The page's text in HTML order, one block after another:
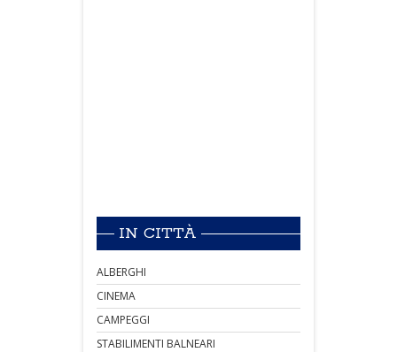
IN CITTÀ
ALBERGHI
CINEMA
CAMPEGGI
STABILIMENTI BALNEARI